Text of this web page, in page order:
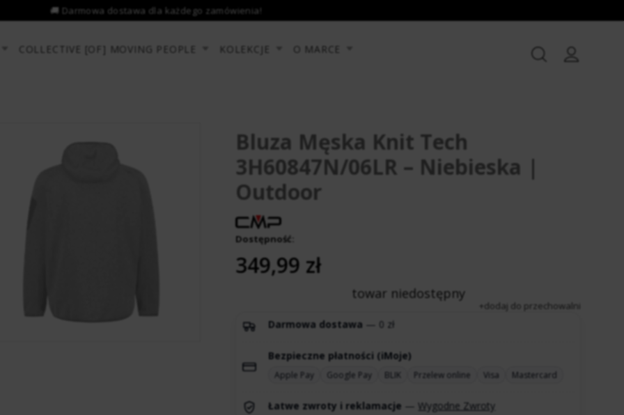
COLLECTIVE [OF] MOVING PEOPLE KOLEKCJE O MARCE
Bluza Męska Knit Tech
3H60847N/06LR – Niebieska |
Outdoor
Dostępność:
349,99 zł
towar niedostępny
dodaj do przechowalni
Darmowa dostawa — 0 zł
Bezpieczne płatności (iMoje)
Apple Pay Google Pay BLIK Przelew online Visa Mastercard
Łatwe zwroty i reklamacje Wygodne Zwroty